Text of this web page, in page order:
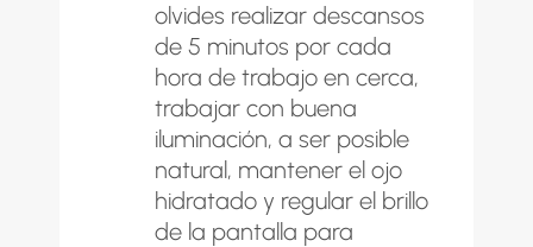
olvides realizar descansos
de 5 minutos por cada
hora de trabajo en cerca,
trabajar con buena
iluminación, a ser posible
natural, mantener el ojo
hidratado y regular el brillo
de la pantalla para